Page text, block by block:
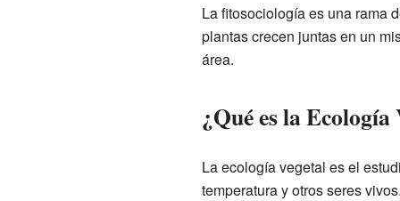
La fitosociología es una rama
plantas crecen juntas en un
área.
¿Qué es la Ecología
La ecología vegetal es el
temperatura y otros seres